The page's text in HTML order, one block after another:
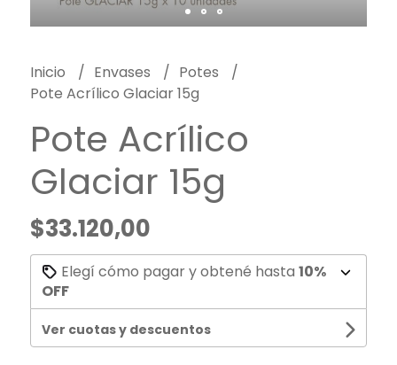
Inicio Envases
Potes
Pote Acrílico Glaciar 15g
Pote Acrílico
Glaciar 15g
$33.120,00
Elegí cómo pagar y obtené hasta 10%
OFF
Ver cuotas y descuentos